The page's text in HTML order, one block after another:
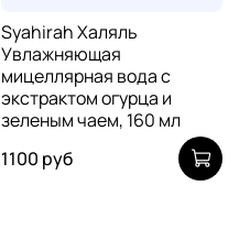
Syahirah Халяль
Увлажняющая
мицеллярная вода с
экстрактом огурца и
зеленым чаем, 160 мл
1100 руб